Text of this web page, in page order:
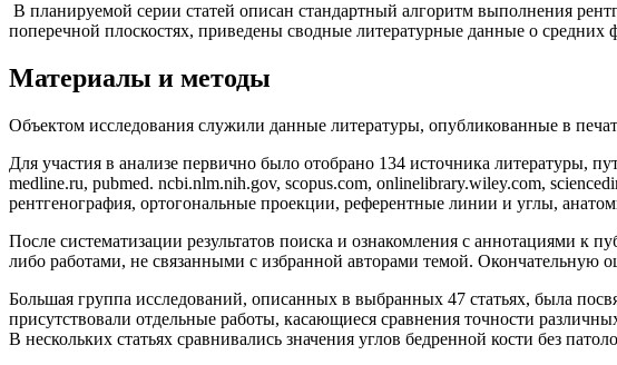
В планируемой серии статей описан стандартный алгоритм выполнения
поперечной плоскостях, приведены сводные литературные данные о средних
Материалы и методы
Объектом исследования служили данные литературы, опубликованные в
Для участия в анализе первично было отобрано 134 источника литературы,
medline.ru, pubmed. ncbi.nlm.nih.gov, scopus.com, onlinelibrary.wiley.com,
рентгенография, ортогональные проекции, референтные линии и углы,
После систематизации результатов поиска и ознакомления с аннотациями
либо работами, не связанными с избранной авторами темой. Окончательную
Большая группа исследований, описанных в выбранных 47 статьях, была
присутствовали отдельные работы, касающиеся сравнения точности
В нескольких статьях сравнивались значения углов бедренной кости без